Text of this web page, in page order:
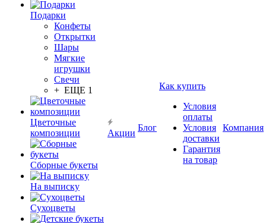
Подарки
Конфеты
Открытки
Шары
Мягкие
игрушки
Свечи
+ ЕЩЕ 1
Цветочные
композиции
Сборные букеты
На выписку
Сухоцветы
Акции
Блог
Как купить
Условия
оплаты
Условия
доставки
Гарантия
на товар
Компания